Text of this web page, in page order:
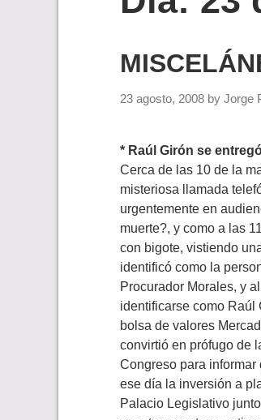
23 agosto, 2008 by Jorge
* Raúl Girón se
Cerca de las 10 de la
misteriosa llamada
urgentemente en
muerte?, y como a las
con bigote, vistiendo
identificó como la
Procurador Morales, y
identificarse como Raúl
bolsa de valores
convirtió en prófugo de
Congreso para
ese día la inversión a
Palacio Legislativo